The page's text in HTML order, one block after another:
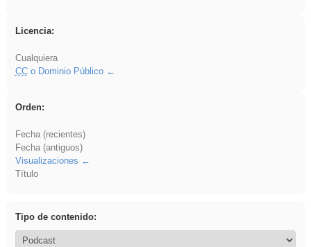
Licencia:
Cualquiera
CCo Dominio Público
Orden:
Fecha (recientes)
Fecha (antiguos)
Visualizaciones
Título
Tipo de contenido: